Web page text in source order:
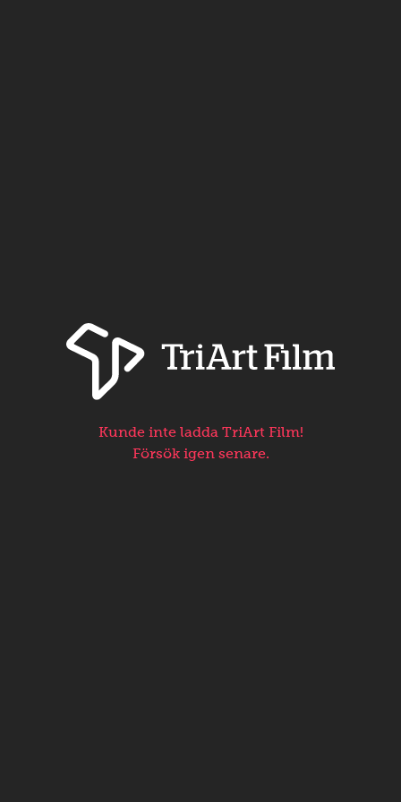
Kunde inte ladda TriArt Film!
Försök igen senare.